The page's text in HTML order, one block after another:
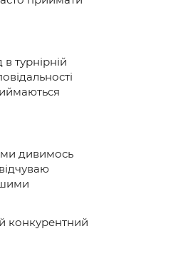
турнірній
дивимось
конкурентний